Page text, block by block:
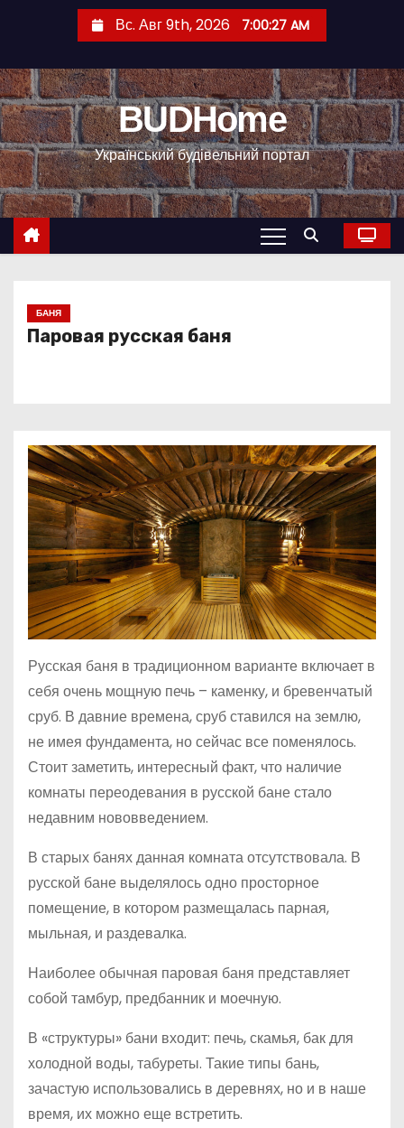
е
й
т
и
к
с
Вс. Авг 9th, 2026 7:00:28 AM
BUDHome
Український будівельний портал
БАНЯ
Паровая русская баня
Русская баня в традиционном варианте включает в
себя очень мощную печь – каменку, и бревенчатый
сруб. В давние времена, сруб ставился на землю,
не имея фундамента, но сейчас все поменялось.
Стоит заметить, интересный факт, что наличие
комнаты переодевания в русской бане стало
недавним нововведением.
В старых банях данная комната отсутствовала. В
русской бане выделялось одно просторное
помещение, в котором размещалась парная,
мыльная, и раздевалка.
Наиболее обычная паровая баня представляет
собой тамбур, предбанник и моечную.
В «структуры» бани входит: печь, скамья, бак для
холодной воды, табуреты. Такие типы бань,
зачастую использовались в деревнях, но и в наше
время, их можно еще встретить.